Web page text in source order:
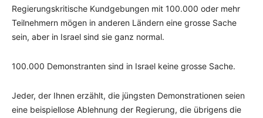
Regierungskritische Kundgebungen mit 100.000 oder mehr
Teilnehmern mögen in anderen Ländern eine grosse Sache
sein, aber in Israel sind sie ganz normal.
100.000 Demonstranten sind in Israel keine grosse Sache.
Jeder, der Ihnen erzählt, die jüngsten Demonstrationen seien
eine beispiellose Ablehnung der Regierung, die übrigens die